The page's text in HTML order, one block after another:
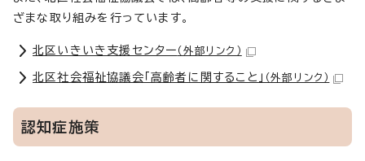
ざまな取り組みを行っています。
北区いきいき支援センター （外部リンク）
北区社会福祉協議会「高齢者に関すること」 （外部リンク）
認知症施策